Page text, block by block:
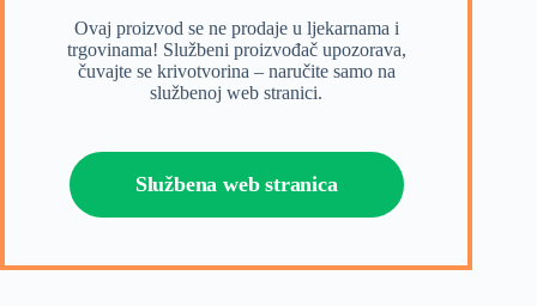
Ovaj proizvod se ne prodaje u ljekarnama i
trgovinama! Službeni proizvođač upozorava,
čuvajte se krivotvorina – naručite samo na
službenoj web stranici.
Službena web stranica